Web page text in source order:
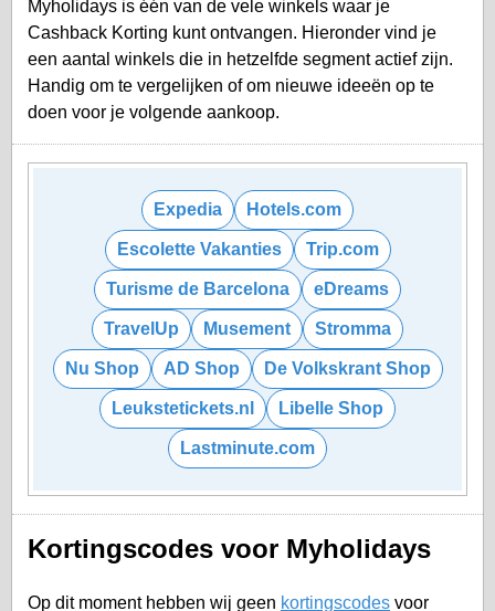
Myholidays is één van de vele winkels waar je
Cashback Korting kunt ontvangen. Hieronder vind je
een aantal winkels die in hetzelfde segment actief zijn.
Handig om te vergelijken of om nieuwe ideeën op te
doen voor je volgende aankoop.
Expedia Hotels.com
Escolette Vakanties Trip.com
Turisme de Barcelona eDreams
TravelUp Musement Stromma
Nu Shop AD Shop De Volkskrant Shop
Leukstetickets.nl Libelle Shop
Lastminute.com
Kortingscodes voor Myholidays
Op dit moment hebben wij geen kortingscodes voor